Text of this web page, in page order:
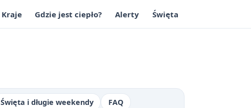
Kraje Gdzie jest ciepło? Alerty Święta
Święta i długie weekendy FAQ